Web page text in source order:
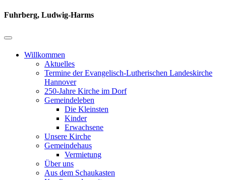
Fuhrberg, Ludwig-Harms
Willkommen
Aktuelles
Termine der Evangelisch-Lutherischen Landeskirche
Hannover
250-Jahre Kirche im Dorf
Gemeindeleben
Die Kleinsten
Kinder
Erwachsene
Unsere Kirche
Gemeindehaus
Vermietung
Über uns
Aus dem Schaukasten